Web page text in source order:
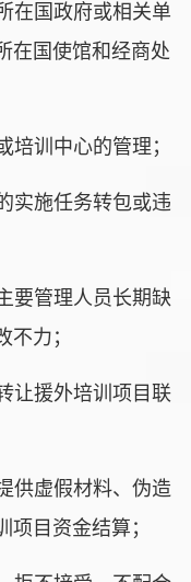
在国政府或相关单
在国使馆和经商处
培训中心的管理；
实施任务转包或违
要管理人员长期缺
力；
让援外培训项目联
供虚假材料、伪造
目资金结算；